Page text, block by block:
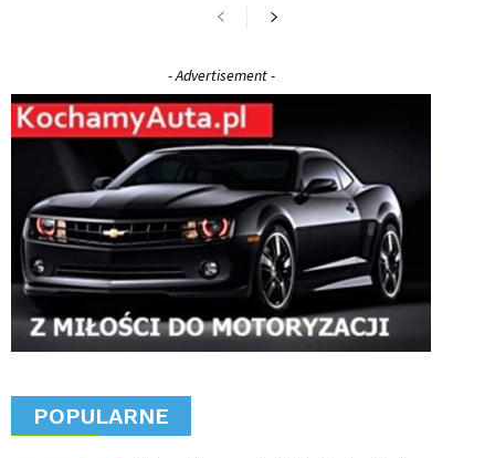
- Advertisement -
POPULARNE